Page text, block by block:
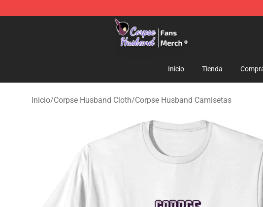
Corpse Husband Store - Official Corpse Husband Merchandise Shop
Inicio Tienda
Inicio/Corpse Husband Cloth/Corpse Husband Camisetas